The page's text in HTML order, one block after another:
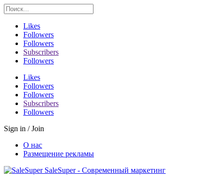
Likes
Followers
Followers
Subscribers
Followers
Likes
Followers
Followers
Subscribers
Followers
Sign in / Join
О нас
Размещение рекламы
SaleSuper - Современный маркетинг